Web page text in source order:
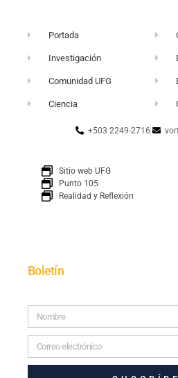
Portada
Investigación
Comunidad UFG
Ciencia
+503 2249-2716
Sitio web UFG
Punto 105
Realidad y Reflexión
Boletín